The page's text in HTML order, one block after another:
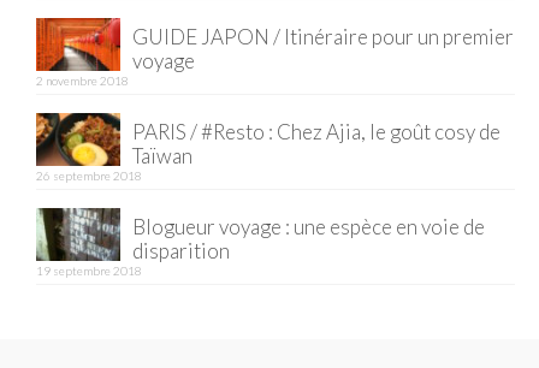
GUIDE JAPON / Itinéraire pour un premier
voyage
2 novembre 2018
PARIS / #Resto : Chez Ajia, le goût cosy de
Taïwan
26 septembre 2018
Blogueur voyage : une espèce en voie de
disparition
19 septembre 2018